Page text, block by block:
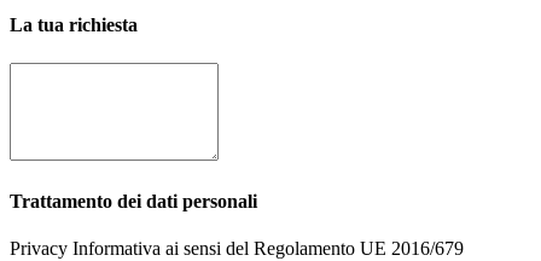
La tua richiesta
Trattamento dei dati personali
Privacy Informativa ai sensi del Regolamento UE 2016/679 (“GDPR”) 1. Quali tipi di dati raccogliamo? Alcuni servizi del nostro sito celbo.com potrebbero essere utilizzati tramite registrazione o identificazione dell'utente. Utilizzando questi servizi accetti che la nostra azienda raccolga alcuni tuoi dati personali. Questa pagina ha lo scopo di dirti quali dati raccogliamo, perché e come li usiamo. Su celbo.com trattiamo due tipi di dati: dati forniti dall’utente dati raccolti automaticamente 1.1. Dati forniti dall'utente Se sei un privato Se sei un privato , quando ti registri inserisci o rispondi ad un annuncio ti chiediamo di fornirci alcuni dati che servono per poter usufruire del nostro servizio. Questi sono, ad esempio, i dati che ti chiediamo: Nomeindirizzo fisicoindirizzo emailnumero di telefonoCodice fiscaleCittàProvincia Dati di terzi Se fornisci dati personali di terzi, come ad esempio quelli dei tuoi familiari o amici, devi essere sicuro che questi soggetti siano stati adeguatamente informati e abbiano acconsentito al relativo trattamento nelle modalità descritte dalla presente informativa. Dati di minori di anni 16 Se hai meno di 16 anni non puoi fornirci alcun dato personale né puoi registrarti su celbo.com , ed in ogni caso non assumiamo responsabilità per eventuali dichiarazioni mendaci da te fornite. Qualora ci accorgessimo dell’esistenza di dichiarazioni non veritiere procederemo con la cancellazione immediata di ogni dato personale acquisito. Se sei un professionista Se sei un'azienda o un professionista , oltre a quanto richiesto ad un utente privato ti potrebbero venire richiesti dei dati ulteriori: ragione socialepartita Ivanome referentecategoria professionale 1.2. Dati raccolti automaticamente Raccogliamo i seguenti dati mediante i servizi che utilizzi: dati tecnici: ad esempio indirizzo IP, tipo di browser, informazioni sul tuo computer, dati relativi alla posizione attuale (approssimativa) dello strumento che stai utilizzando; dati raccolti utilizzando i cookie o tecnologie similari: per informazioni, visita la sezione Cookie. 2. Come utilizziamo i dati raccolti? Utilizziamo i dati raccolti per offrirti il nostro servizio, per informarti sulle attività commerciali nostre e dei nostri partner. 2.1. Per garantirti l’accesso ai nostri servizi migliorandone l’erogazione Utilizziamo i tuoi dati per garantirti l’accesso ai nostri servizi tra cui: Registrazione e creazione utenteModifica dati anagraficiComunicazioni connesse all’erogazione del servizioPreventivazioneVenditaAttività di natura amministrativa, finanziaria o contabilerilevamento della tua posizione approssimativa per facilitare la fruizione di alcune funzioni del servizio Elaboriamo i dati raccolti, qualora tu ci abbia fornito espressamente il consenso, per analizzare le tue abitudini o scelte di consumo al fine di proporti un servizio sempre più personalizzato ed in linea con i tuoi interessi e di migliorare la nostra offerta commerciale. 2.2. Per informarti riguardo alle nostre attività commerciali Utilizziamo i dati raccolti, qualora tu ci abbia fornito espressamente il consenso, per informarti riguardo ad attività promozionali che potrebbero interessarti. In particolare li utilizziamo per: comunicarti attività promozionali, commerciali e pubblicitarie su eventi, iniziative o partnership di celbo.com , tramite posta elettronica, invio SMS, notifiche push o per telefonate tramite operatore, servizio di customer care. fare attività di analisi e di reportistica connessa ai sistemi di comunicazione promozionale, come ad esempio il rilevamento del numero delle e-mail aperte, dei click effettuati sui link presenti all’interno della comunicazione, la tipologia del dispositivo utilizzato per leggere la comunicazione ed il relativo sistema operativo o l’elenco dei disiscritti alla newsletter. 3. Il conferimento dei dati è obbligatorio? Il conferimento dei dati personali è obbligatorio solo per i trattamenti necessari all’erogazione dei servizi offerti da celbo.com (l’eventuale rifiuto per finalità di erogazione del servizio rende impossibile l’utilizzo del servizio stesso); è invece facoltativo per le finalità promozionali e di profilazione e l’eventuale rifiuto di prestare il consenso non ha conseguenze negative sull’erogazione del servizio offerto nell’ambito del sito web celbo.com 4. Chi sono i soggetti del trattamento? 4.1. Titolare del trattamento Titolare del trattamento è Celbo SpA in persona del suo legale rappresentante pro-tempore, con sede legale Via Filippo Turati 747 - 47522 Pievesestina di Cesena () - P.I.03841590403 - C.F.03841590403 4.2. Soggetti a cui possono essere comunicati dati personali I dati raccolti nell’ambito dell’erogazione del servizio potranno essere comunicati a: società che svolgono funzioni strettamente connesse e strumentali all’operatività – anche tecnica – dei servizi di celbo.com , quali ad esempio fornitori di servizi di direct marketing e di customer care, società che erog